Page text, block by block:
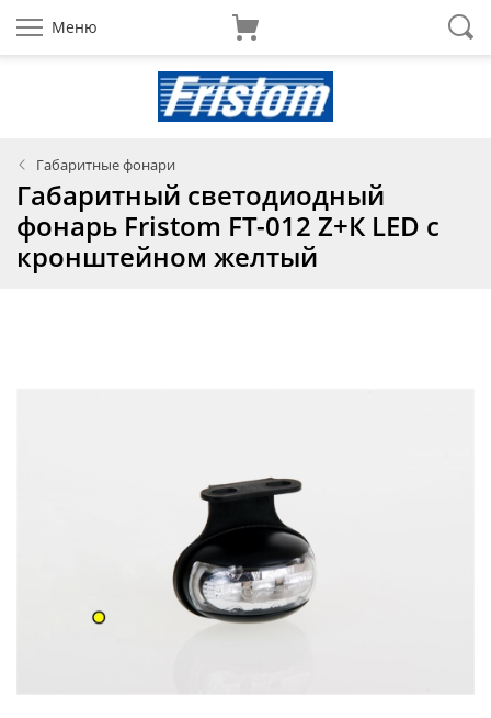
Меню
Габаритные фонари
Габаритный светодиодный
фонарь Fristom FT-012 Z+К LED c
кронштейном желтый